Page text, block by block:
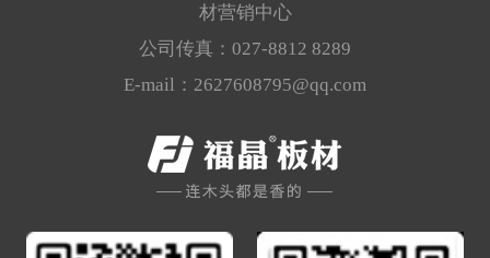
材营销中心
公司传真：027-8812 8289
E-mail：2627608795@qq.com